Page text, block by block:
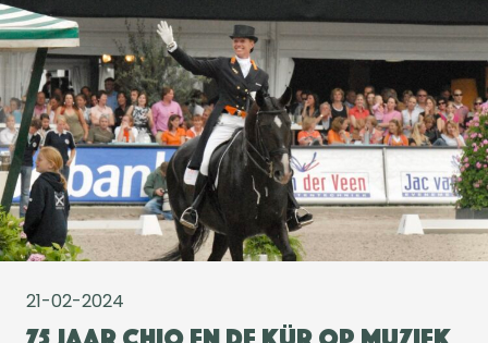
21-02-2024
75 jaar CHIO en de Kür op Muziek